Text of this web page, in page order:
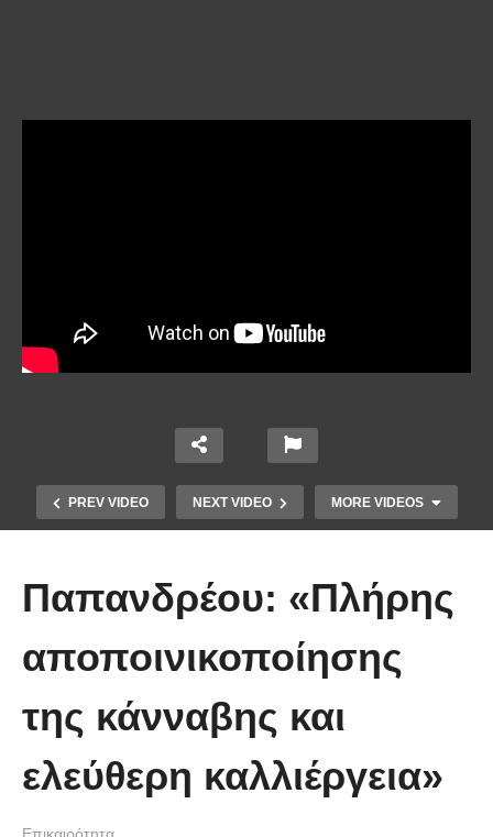
PREV VIDEO NEXT VIDEO MORE VIDEOS
πρώτη στιγμή και συγκίνησε το
νοηματική με ένα μικρό κορίτσι
Παπανδρέου: «Πλήρης
αποποινικοποίησης
της κάνναβης και
ελεύθερη καλλιέργεια»